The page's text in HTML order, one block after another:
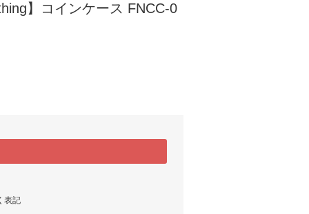
】コインケース FNCC-0
表記